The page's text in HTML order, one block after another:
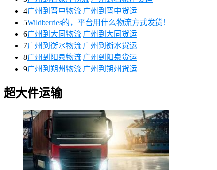
4广州到晋中物流|广州到晋中货运
5Wildberries的，平台用什么物流方式发货！
6广州到大同物流|广州到大同货运
7广州到衡水物流|广州到衡水货运
8广州到阳泉物流|广州到阳泉货运
9广州到朔州物流|广州到朔州货运
超大件运输